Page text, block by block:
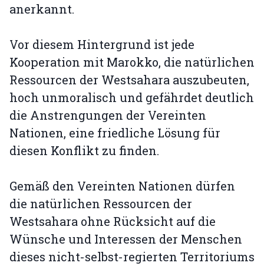
anerkannt.
Vor diesem Hintergrund ist jede
Kooperation mit Marokko, die natürlichen
Ressourcen der Westsahara auszubeuten,
hoch unmoralisch und gefährdet deutlich
die Anstrengungen der Vereinten
Nationen, eine friedliche Lösung für
diesen Konflikt zu finden.
Gemäß den Vereinten Nationen dürfen
die natürlichen Ressourcen der
Westsahara ohne Rücksicht auf die
Wünsche und Interessen der Menschen
dieses nicht-selbst-regierten Territoriums